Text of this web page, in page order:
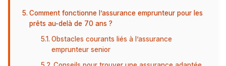
Comment fonctionne l’assurance emprunteur pour les
prêts au-delà de 70 ans ?
Obstacles courants liés à l’assurance
emprunteur senior